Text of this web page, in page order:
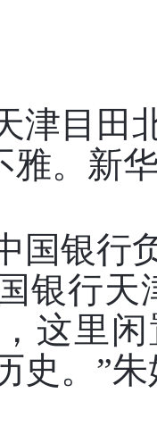
津目田
雅。新
国银行
银行天
这里
史。”